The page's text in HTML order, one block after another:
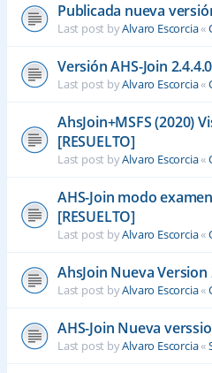
Publicada nueva
Last post byAlvaro Escorcia«
Versión AHS-Join 2.4.4.0
Last post byAlvaro Escorcia«
AhsJoin+MSFS (2020)
[RESUELTO]
Last post byAlvaro Escorcia«
AHS-Join modo
[RESUELTO]
Last post byAlvaro Escorcia«
AhsJoin Nueva Version
Last post byAlvaro Escorcia«
AHS-Join Nueva
Last post byAlvaro Escorcia«